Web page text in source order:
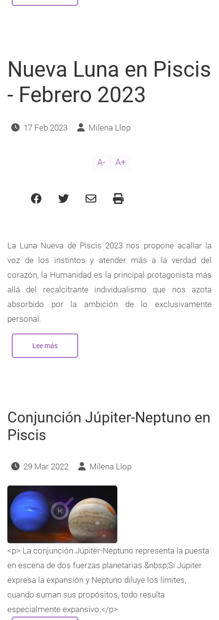
de
Nueva Luna en Piscis
- Febrero 2023
17 Feb 2023 Milena Llop
A- A+
La Luna Nueva de Piscis 2023 nos propone acallar la
voz de los instintos y atender más a la verdad del
corazón, la Humanidad es la principal protagonista más
allá del recalcitrante individualismo que nos azota
absorbido por la ambición de lo exclusivamente
personal.
Lee mássobre
Luna
Conjunción Júpiter-Neptuno en
Piscis
29 Mar 2022 Milena Llop
<p> La conjunción Júpiter-Neptuno representa la puesta
en escena de dos fuerzas planetarias.&nbsp;Si Júpiter
expresa la expansión y Neptuno diluye los límites,
cuando suman sus propósitos, todo resulta
especialmente expansivo.</p>